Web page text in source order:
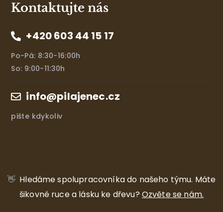
Kontaktujte nás
+420 603 44 15 17
Po-Pá: 8:30-16:00h
So: 9:00-11:30h
info@pilajenec.cz
pište kdykoliv
👋 Hledáme spolupracovníka do našeho týmu. Máte
šikovné ruce a lásku ke dřevu? Ozvěte se nám.